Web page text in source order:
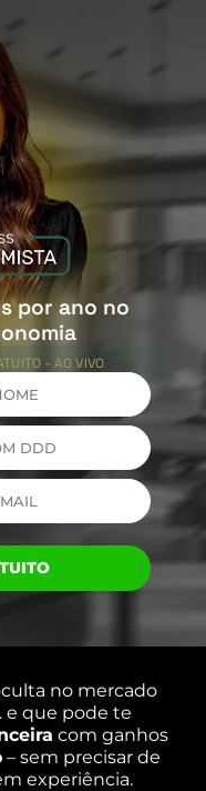
por ano no
- AO VIVO
no mercado
e que pode te
com ganhos
– sem precisar de
experiência.